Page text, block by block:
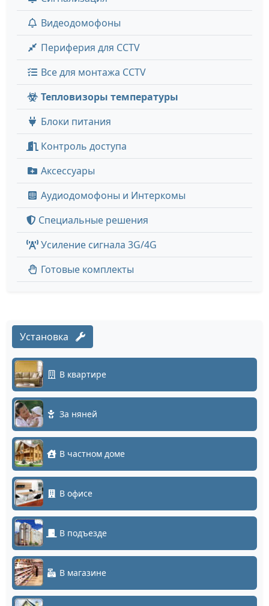
Видеодомофоны
Периферия для CCTV
Все для монтажа CCTV
Тепловизоры температуры
Блоки питания
Контроль доступа
Аксессуары
Аудиодомофоны и Интеркомы
Специальные решения
Усиление сигнала 3G/4G
Готовые комплекты
Установка
В квартире
За няней
В частном доме
В офисе
В подъезде
В магазине